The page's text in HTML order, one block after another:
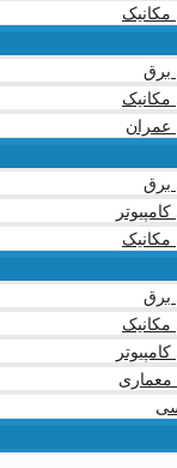
برق
برق
برق